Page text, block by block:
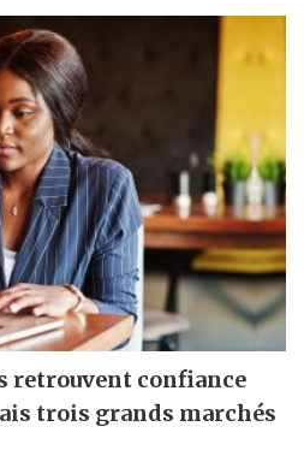
retrouvent confiance
trois grands marchés